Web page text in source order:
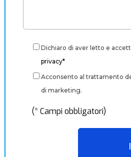
Dichiaro di aver letto e
privacy*
Acconsento al trattamento
di marketing.
(* Campi obbligatori)